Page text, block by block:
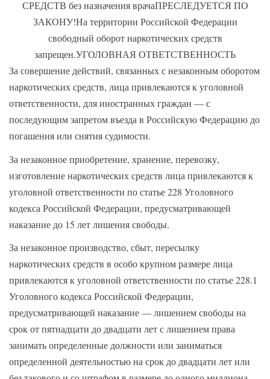
СРЕДСТВ без назначения врачаПРЕСЛЕДУЕТСЯ ПО
ЗАКОНУ!На территории Российской Федерации
свободный оборот наркотических средств
запрещен.УГОЛОВНАЯ ОТВЕТСТВЕННОСТЬ
За совершение действий, связанных с незаконным оборотом
наркотических средств, лица привлекаются к уголовной
ответственности, для иностранных граждан — с
последующим запретом въезда в Российскую Федерацию до
погашения или снятия судимости.
За незаконное приобретение, хранение, перевозку,
изготовление наркотических средств лица привлекаются к
уголовной ответственности по статье 228 Уголовного
кодекса Российской Федерации, предусматривающей
наказание до 15 лет лишения свободы.
За незаконное производство, сбыт, пересылку
наркотических средств в особо крупном размере лица
привлекаются к уголовной ответственности по статье 228.1
Уголовного кодекса Российской Федерации,
предусматривающей наказание — лишением свободы на
срок от пятнадцати до двадцати лет с лишением права
занимать определенные должности или заниматься
определенной деятельностью на срок до двадцати лет или